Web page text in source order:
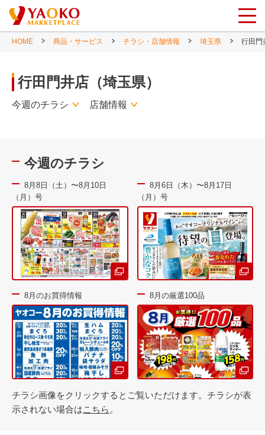
HOME 商品・サービス チラシ・店舗情報 埼玉県 行田門
行田門井店（埼玉県）
今週のチラシ 店舗情報
今週のチラシ
8月8日（土）〜8月10日
（月）号
8月6日（木）〜8月17日
（月）号
8月のお買得情報 8月の厳選100品
チラシ画像をクリックするとご覧いただけます。チラシが表
示されない場合はこちら 。